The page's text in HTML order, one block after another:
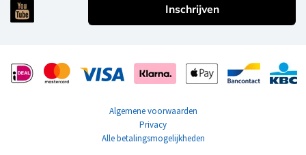
Inschrijven
Algemene voorwaarden
Privacy
Alle betalingsmogelijkheden